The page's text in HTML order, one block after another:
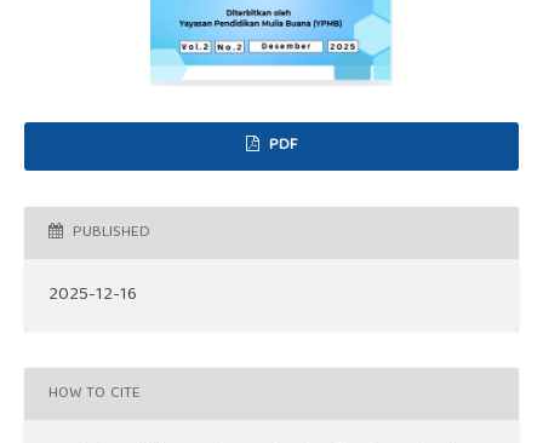
PDF
PUBLISHED
2025-12-16
HOW TO CITE